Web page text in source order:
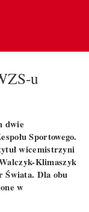
u
dwie
Sportowego.
wicemistrzyni
Klimaszyk
Świata. Dla obu
w